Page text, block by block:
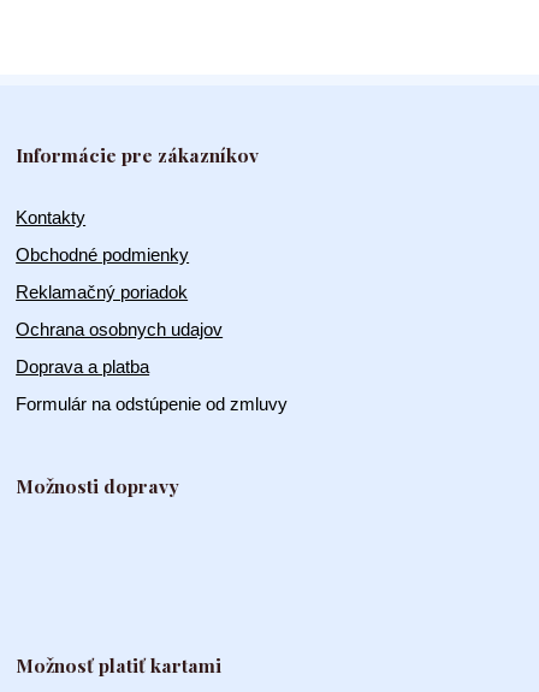
Informácie pre zákazníkov
Kontakty
Obchodné podmienky
Reklamačný poriadok
Ochrana osobnych udajov
Doprava a platba
Formulár na odstúpenie od zmluvy
Možnosti dopravy
Možnosť platiť kartami